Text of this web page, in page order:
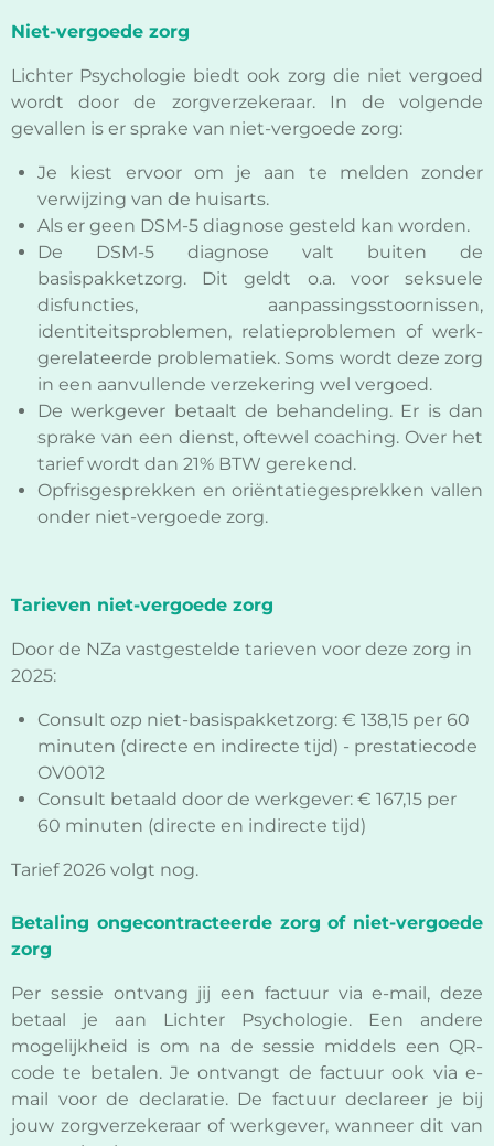
Niet-vergoede zorg
Lichter Psychologie biedt ook zorg die niet vergoed
wordt door de zorgverzekeraar. In de volgende
gevallen is er sprake van niet-vergoede zorg:
Je kiest ervoor om je aan te melden zonder
verwijzing van de huisarts.
Als er geen DSM-5 diagnose gesteld kan worden.
De DSM-5 diagnose valt buiten de
basispakketzorg. Dit geldt o.a. voor seksuele
disfuncties, aanpassingsstoornissen,
identiteitsproblemen, relatieproblemen of werk-
gerelateerde problematiek. Soms wordt deze zorg
in een aanvullende verzekering wel vergoed.
De werkgever betaalt de behandeling. Er is dan
sprake van een dienst, oftewel coaching. Over het
tarief wordt dan 21% BTW gerekend.
Opfrisgesprekken en oriëntatiegesprekken vallen
onder niet-vergoede zorg.
Tarieven niet-vergoede zorg
Door de NZa vastgestelde tarieven voor deze zorg in
2025:
Consult ozp niet-basispakketzorg: € 138,15 per 60
minuten (directe en indirecte tijd) - prestatiecode
OV0012
Consult betaald door de werkgever: € 167,15 per
60 minuten (directe en indirecte tijd)
Tarief 2026 volgt nog.
Betaling ongecontracteerde zorg of niet-vergoede
zorg
Per sessie ontvang jij een factuur via e-mail, deze
betaal je aan Lichter Psychologie. Een andere
mogelijkheid is om na de sessie middels een QR-
code te betalen. Je ontvangt de factuur ook via e-
mail voor de declaratie. De factuur declareer je bij
jouw zorgverzekeraar of werkgever, wanneer dit van